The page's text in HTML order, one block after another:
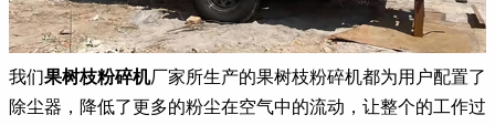
我们果树枝粉碎机厂家所生产的果树枝粉碎机都为用户配置了
除尘器，降低了更多的粉尘在空气中的流动，让整个的工作过